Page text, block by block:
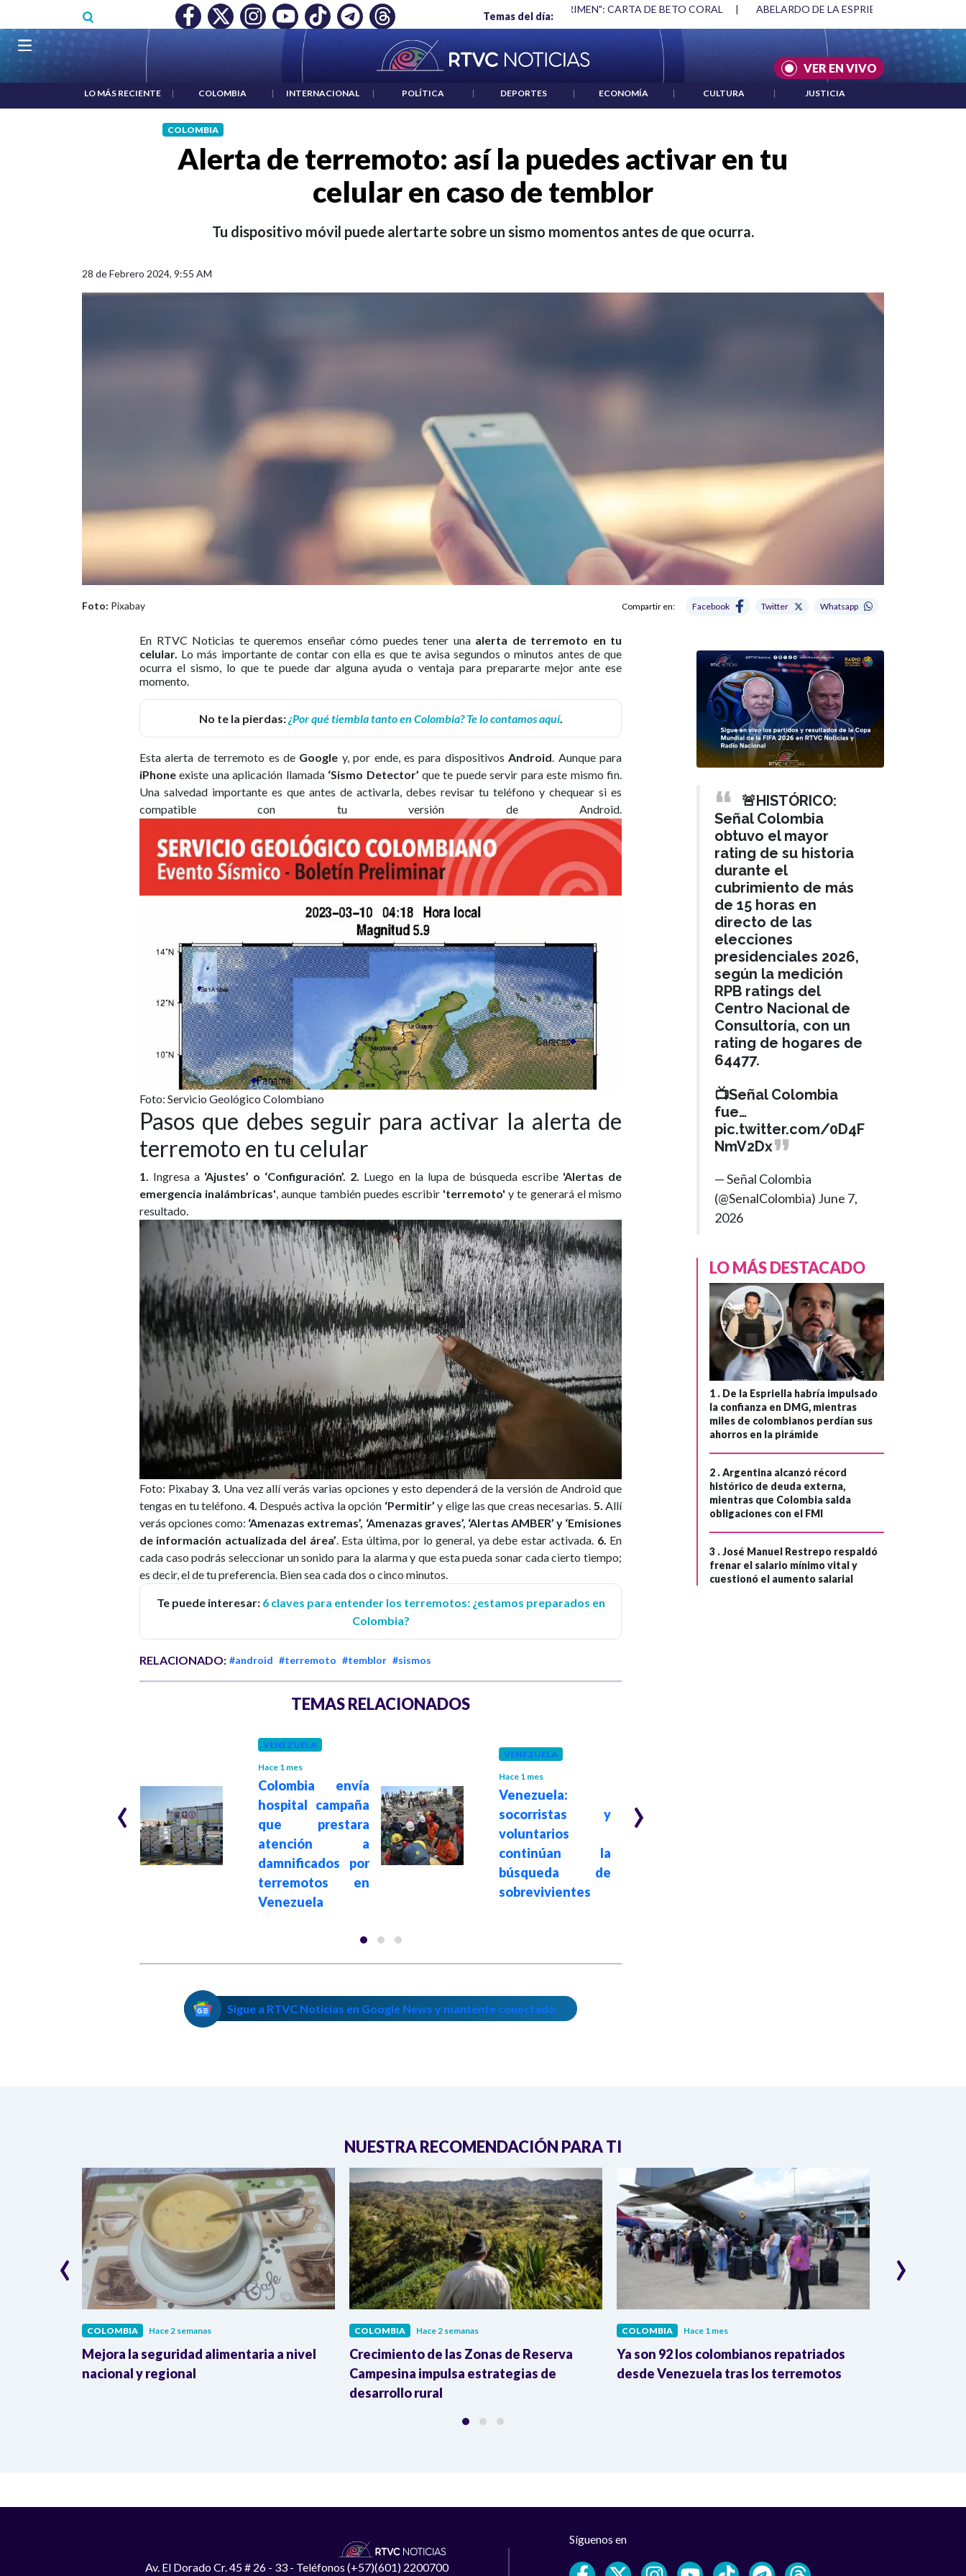
Temas del día:
MÍNIMO NO DESTRUYÓ EMPLEO: JP MORGAN | "HABLAR NO ES UN CRIMEN": CARTA DE BETO CORAL ABELARDO DE LA ESPRIELLA Y DMG | ACUERDOS ENTRE ESTADOS UNIDOS E
VER EN VIVO
Navegación principal
LO MÁS RECIENTE | COLOMBIA | INTERNACIONAL | POLÍTICA | DEPORTES | ECONOMÍA | CULTURA | JUSTICIA
COLOMBIA
Alerta de terremoto: así la puedes activar en tu
celular en caso de temblor
Tu dispositivo móvil puede alertarte sobre un sismo momentos antes de que ocurra.
28 de Febrero 2024, 9:55 AM
Foto: Pixabay Compartir en: Facebook Twitter Whatsapp
En RTVC Noticias te queremos enseñar cómo puedes tener una alerta de terremoto en tu
celular. Lo más importante de contar con ella es que te avisa segundos o minutos antes de que
ocurra el sismo, lo que te puede dar alguna ayuda o ventaja para prepararte mejor ante ese
momento.
No te la pierdas:¿Por qué tiembla tanto en Colombia? Te lo contamos aquí.
Esta alerta de terremoto es de Google y, por ende, es para dispositivosAndroid. Aunque para
iPhone existe una aplicación llamada ‘Sismo Detector’ que te puede servir para este mismo fin.
Una salvedad importante es que antes de activarla, debes revisar tu teléfono y chequear si es
compatible con tu versión de Android.
Foto: Servicio Geológico Colombiano
Pasos que debes seguir para activar la alerta de
terremoto en tu celular
1. Ingresa a ‘Ajustes’ o ‘Configuración’. 2. Luego en la lupa de búsqueda escribe 'Alertas de
emergencia inalámbricas' , aunque también puedes escribir 'terremoto' y te generará el mismo
resultado.
Foto: Pixabay 3. Una vez allí verás varias opciones y esto dependerá de la versión de Android que
tengas en tu teléfono. 4. Después activa la opción ‘Permitir’ y elige las que creas necesarias. 5. Allí
verás opciones como: ‘Amenazas extremas’, ‘Amenazas graves’, ‘Alertas AMBER’ y ‘Emisiones
de información actualizada del área’. Esta última, por lo general, ya debe estar activada. 6. En
cada caso podrás seleccionar un sonido para la alarma y que esta pueda sonar cada cierto tiempo;
es decir, el de tu preferencia. Bien sea cada dos o cinco minutos.
Te puede interesar: 6 claves para entender los terremotos: ¿estamos preparados en
Colombia?
RELACIONADO: #android #terremoto #temblor #sismos
TEMAS RELACIONADOS
aplicación para
VENEZUELA
Hace 1 mes
Colombia envía
hospital campaña
que prestara
atención a
damnificados por
terremotos en
Venezuela
VENEZUELA
Hace 1 mes
Venezuela:
socorristas y
voluntarios
continúan la
búsqueda de
sobrevivientes
‹ ›
Sigue a RTVC Noticias en Google News y mantente conectado
🚨HISTÓRICO:
Señal Colombia
obtuvo el mayor
rating de su historia
durante el
cubrimiento de más
de 15 horas en
directo de las
elecciones
presidenciales 2026,
según la medición
RPB ratings del
Centro Nacional de
Consultoría, con un
rating de hogares de
64477.
📺Señal Colombia
fue…
pic.twitter.com/0D4F
NmV2Dx
— Señal Colombia
(@SenalColombia) June 7,
2026
LO MÁS DESTACADO
1 . De la Espriella habría impulsado
la confianza en DMG, mientras
miles de colombianos perdían sus
ahorros en la pirámide
2 .Argentina alcanzó récord
histórico de deuda externa,
mientras que Colombia salda
obligaciones con el FMI
3 .José Manuel Restrepo respaldó
frenar el salario mínimo vital y
cuestionó el aumento salarial
NUESTRA RECOMENDACIÓN PARA TI
COLOMBIA Hace 2 semanas
Mejora la seguridad alimentaria a nivel
nacional y regional
COLOMBIA Hace 2 semanas
Crecimiento de las Zonas de Reserva
Campesina impulsa estrategias de
desarrollo rural
COLOMBIA Hace 1 mes
Ya son 92 los colombianos repatriados
desde Venezuela tras los terremotos
‹ ›
Av. El Dorado Cr. 45 # 26 - 33 - Teléfonos (+57)(601) 2200700
Síguenos en